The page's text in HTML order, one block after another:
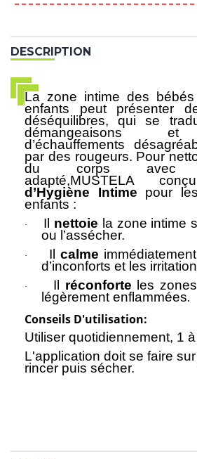
DESCRIPTION
La zone intime des bébés
enfants peut présenter
déséquilibres, qui se
démangeaisons et
d’échauffements
par des rougeurs. Pour
du corps
adapté,MUSTELA
d’Hygiène Intime pour
enfants :
· Il nettoie la zone intime
ou l’assécher.
· Ilcalme
d’inconforts et les
· Il réconforte les
légèrement enflammées.
Conseils D'utilisation:
Utiliser quotidiennement, 1
L'application doit se faire
rincer puis sécher.